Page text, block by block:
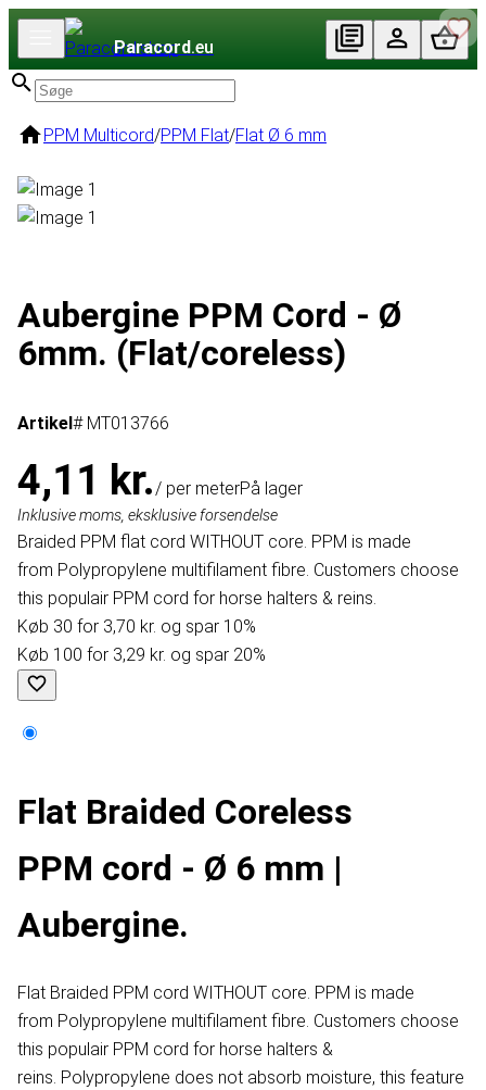
Paracord.eu
PPM Multicord/PPM Flat/Flat Ø 6 mm
Aubergine PPM Cord - Ø
6mm. (Flat/coreless)
Artikel# MT013766
4,11 kr./ per meterPå lager
Inklusive moms, eksklusive forsendelse
Braided PPM flat cord WITHOUT core. PPM is made
from Polypropylene multifilament fibre. Customers choose
this populair PPM cord for horse halters & reins.
Køb 30 for 3,70 kr. og spar 10%
Køb 100 for 3,29 kr. og spar 20%
Flat Braided Coreless
PPM cord - Ø 6 mm |
Aubergine.
Flat Braided PPM cord WITHOUT core. PPM is made
from Polypropylene multifilament fibre. Customers choose
this populair PPM cord for horse halters &
reins. Polypropylene does not absorb moisture, this feature